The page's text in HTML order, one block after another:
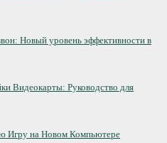
Новый уровень эффективности в
Видеокарты: Руководство для
Игру на Новом Компьютере